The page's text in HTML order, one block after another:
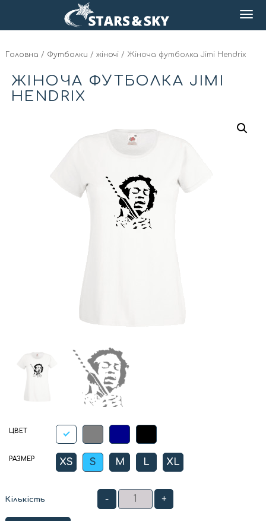
Головна / Футболки / жіночі / Жіноча футболка Jimi Hendrix
ЖІНОЧА ФУТБОЛКА JIMI
HENDRIX
ЦВЕТ
РАЗМЕР XS S M L XL
Кількість - +